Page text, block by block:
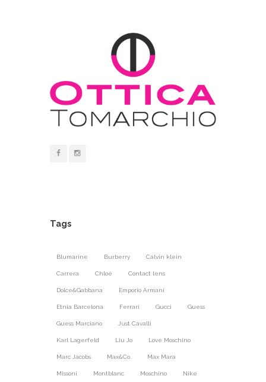
Tags
Blumarine Burberry Calvin klein
Carrera Chloé Contact lens
Dolce&Gabbana Emporio Armani
Etnia Barcelona Ferrari Gucci Guess
Guess Marciano Just Cavalli
Karl Lagerfeld Liu Jo Love Moschino
Marc Jacobs Max&Co. Max Mara
Missoni Montblanc Moschino Nike